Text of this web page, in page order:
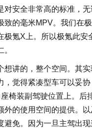
对安全非常高的标准，
致的毫米MPV。我们在
极氪X上。所以极氪此
的，整个空间。其实
，觉得紧凑型车可以妥
椅装副驾驶位置上。后
外的使用空间的提供。
避免。因为一旦主驾出